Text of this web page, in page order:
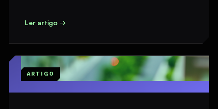
Ler artigo →
ARTIGO